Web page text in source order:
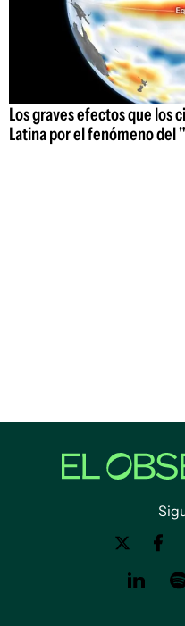
Los graves efectos que los
Latina por el fenómeno del